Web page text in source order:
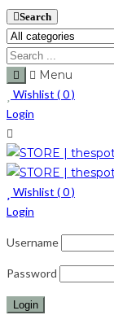
Search
Menu
Wishlist (0)
Login
Wishlist (0)
Login
Username
Password